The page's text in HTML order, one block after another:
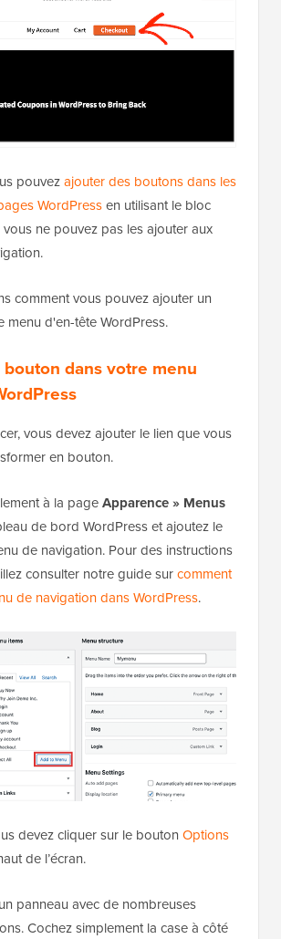
pouvezajouter des boutons dans les
WordPressen utilisant le bloc
vous ne pouvez pas les ajouter aux
comment vous pouvez ajouter un
menu d'en-tête WordPress.
dans votre menu
vous devez ajouter le lien que vous
en bouton.
à la pageApparence » Menus
de bord WordPress et ajoutez le
de navigation. Pour des instructions
consulter notre guide surcomment
de navigation dans WordPress.
devez cliquer sur le bouton Options
de l’écran.
panneau avec de nombreuses
Cochez simplement la case à côté